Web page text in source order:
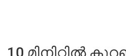
10 മിനിറ്റിൽ